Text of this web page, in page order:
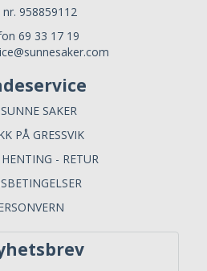
nr. 958859112
69 33 17 19
SAKER
PÅ GRESSVIK
- RETUR